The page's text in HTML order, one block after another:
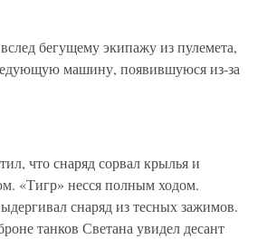
бегущему экипажу из пулемета,
машину, появившуюся из-за
что снаряд сорвал крылья и
«Тигр» несся полным ходом.
снаряд из тесных зажимов.
танков Светана увидел десант